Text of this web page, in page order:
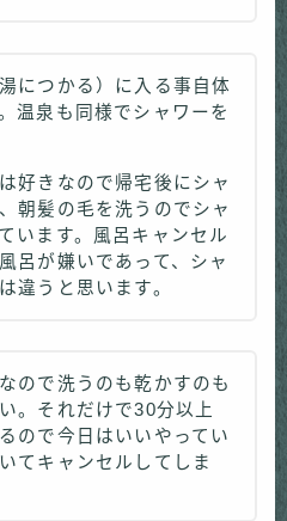
につかる）に入る事自体
温泉も同様でシャワーを
好きなので帰宅後にシャ
朝髪の毛を洗うのでシャ
います。風呂キャンセル
呂が嫌いであって、シャ
違うと思います。
ので洗うのも乾かすのも
。それだけで30分以上
ので今日はいいやってい
てキャンセルしてしま